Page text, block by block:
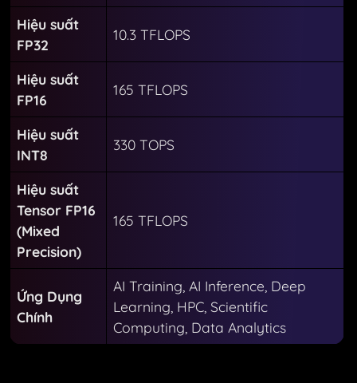
Hiệu suất
FP32
10.3 TFLOPS
Hiệu suất
FP16
165 TFLOPS
Hiệu suất
INT8
330 TOPS
Hiệu suất
Tensor FP16
(Mixed
Precision)
165 TFLOPS
Ứng Dụng
Chính
AI Training, AI Inference, Deep
Learning, HPC, Scientific
Computing, Data Analytics